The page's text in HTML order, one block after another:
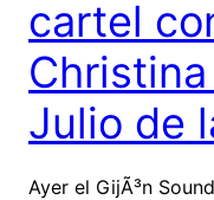
cartel
Julio de
Ayer el GijÃ³n